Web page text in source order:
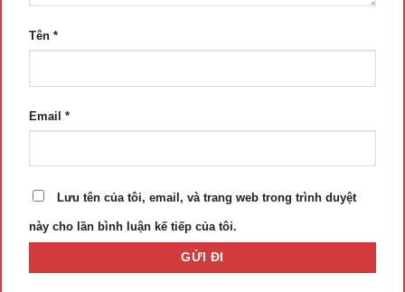
Tên *
Email *
Lưu tên của tôi, email, và trang web trong trình duyệt
này cho lần bình luận kế tiếp của tôi.